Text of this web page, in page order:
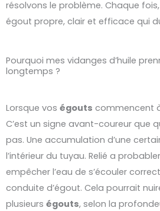
résolvons le problème. Chaque
égout propre, clair et efficace qui
Pourquoi mes vidanges d’huile
longtemps ?
Lorsque vos égouts commencent
C’est un signe avant-coureur que
pas. Une accumulation d’une
l’intérieur du tuyau. Relié a
empêcher l’eau de s’écouler
conduite d’égout. Cela pourrait
plusieurs égouts, selon la